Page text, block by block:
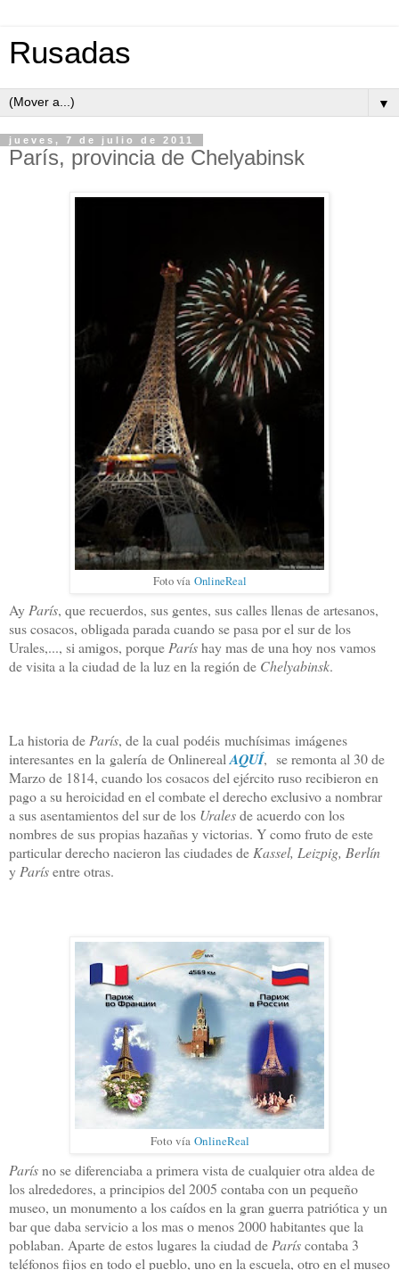
Rusadas
▼
jueves, 7 de julio de 2011
París, provincia de Chelyabinsk
Foto vía OnlineReal
Ay París, que recuerdos, sus gentes, sus calles llenas de artesanos,
sus cosacos, obligada parada cuando se pasa por el sur de los
Urales,..., si amigos, porque Paríshay mas de una hoy nos vamos
de visita a la ciudad de la luz en la región de Chelyabinsk.
La historia de París, de la cual podéis muchísimas imágenes
interesantes en la galería de Onlinereal AQUÍ, se remonta al 30 de
Marzo de 1814, cuando los cosacos del ejército ruso recibieron en
pago a su heroicidad en el combate el derecho exclusivo a nombrar
a sus asentamientos del sur de los Uralesde acuerdo con los
nombres de sus propias hazañas y victorias. Y como fruto de este
particular derecho nacieron las ciudades de Kassel, Leizpig, Berlín
y Parísentre otras.
Foto vía OnlineReal
Parísno se diferenciaba a primera vista de cualquier otra aldea de
los alrededores, a principios del 2005 contaba con un pequeño
museo, un monumento a los caídos en la gran guerra patriótica y un
bar que daba servicio a los mas o menos 2000 habitantes que la
poblaban. Aparte de estos lugares la ciudad de Paríscontaba 3
teléfonos fijos en todo el pueblo, uno en la escuela, otro en el museo